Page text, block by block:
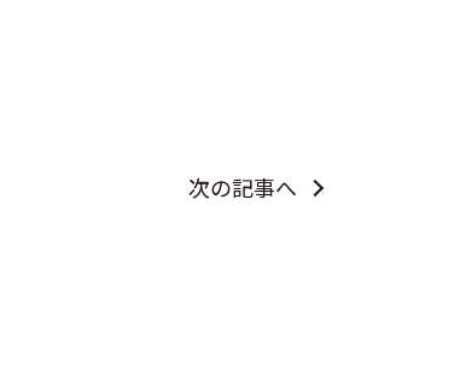
次の記事へ